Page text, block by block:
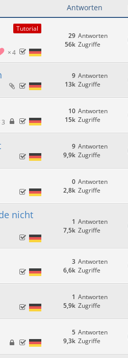
Antworten
Tutorial
4
Antworten
29
Zugriffe
56k
Antworten
9
Zugriffe
13k
3
Antworten
10
Zugriffe
15k
Antworten
9
Zugriffe
9,9k
Antworten
0
Zugriffe
2,8k
nicht
Antworten
1
Zugriffe
7,5k
Antworten
3
Zugriffe
6,6k
Antworten
1
Zugriffe
5,9k
Antworten
5
Zugriffe
9,3k